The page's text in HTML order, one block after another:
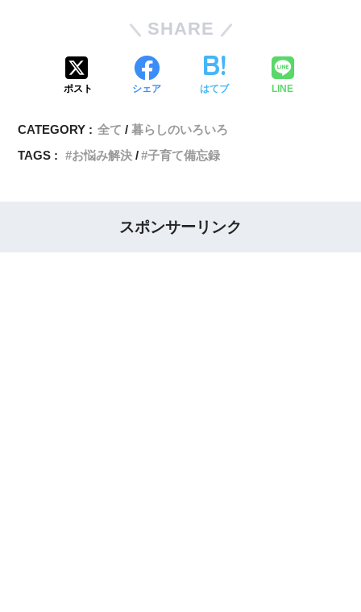
SHARE
ポスト シェア はてブ LINE
CATEGORY : 全て
暮らしのいろいろ
TAGS :
お悩み解決 子育て備忘録
スポンサーリンク